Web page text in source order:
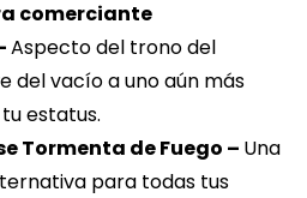
comerciante
Aspecto del trono del
del vacío a uno aún más
estatus.
Tormenta de Fuego – Una
para todas tus